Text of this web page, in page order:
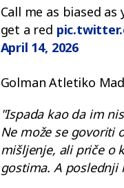
Call me as biased
get a red
April 14, 2026
Golman Atletiko
"Ispada kao da im
Ne može se govoriti
mišljenje, ali priče o
gostima. A poslednji